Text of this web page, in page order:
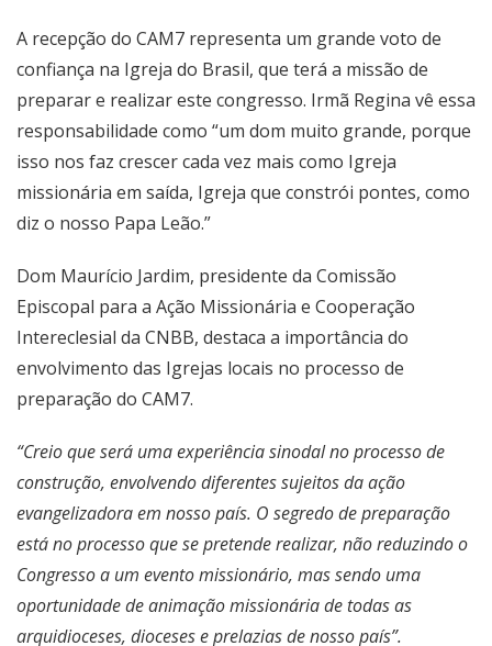
A recepção do CAM7 representa um grande voto de
confiança na Igreja do Brasil, que terá a missão de
preparar e realizar este congresso. Irmã Regina vê essa
responsabilidade como “um dom muito grande, porque
isso nos faz crescer cada vez mais como Igreja
missionária em saída, Igreja que constrói pontes, como
diz o nosso Papa Leão.”
Dom Maurício Jardim, presidente da Comissão
Episcopal para a Ação Missionária e Cooperação
Intereclesial da CNBB, destaca a importância do
envolvimento das Igrejas locais no processo de
preparação do CAM7.
“Creio que será uma experiência sinodal no processo de
construção, envolvendo diferentes sujeitos da ação
evangelizadora em nosso país. O segredo de preparação
está no processo que se pretende realizar, não reduzindo o
Congresso a um evento missionário, mas sendo uma
oportunidade de animação missionária de todas as
arquidioceses, dioceses e prelazias de nosso país”.